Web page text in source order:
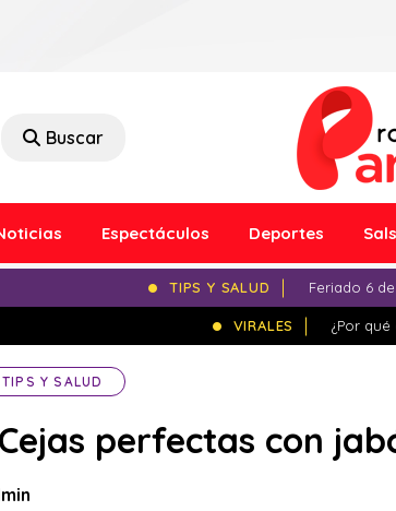
Buscar
Espectáculos Deportes
TIPS Y SALUD Feriado 6
VIRALES ¿Por
TIPS Y SALUD
perfectas con